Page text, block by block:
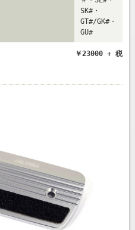
SK#・
GT#/GK#・
GU#
￥23000 + 税